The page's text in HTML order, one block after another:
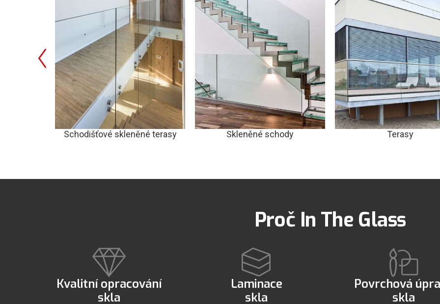
Schodišťové skleněné terasy Skleněné schody Terasy
Proč In The Glass
Kvalitní opracování
skla
Laminace
skla
Povrchová
skla